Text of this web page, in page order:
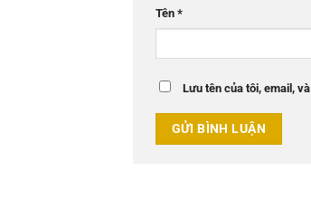
Tên *
Lưu tên của tôi, email,